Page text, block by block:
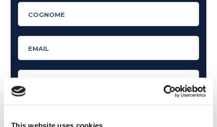
This website uses cookies